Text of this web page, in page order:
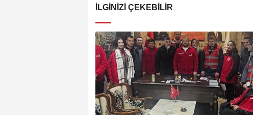
İLGINIZI ÇEKEBILIR